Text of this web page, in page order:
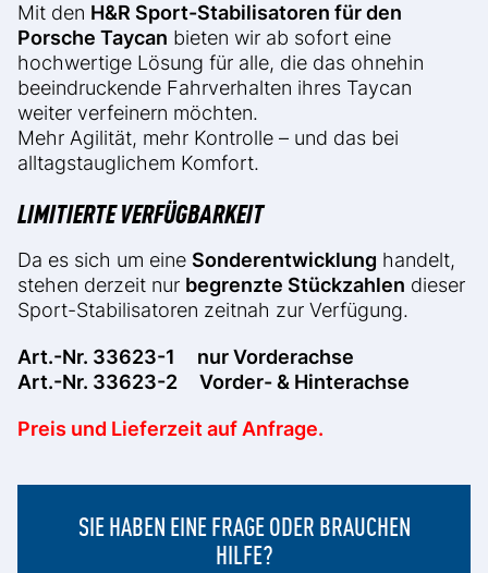
Mit den H&R Sport-Stabilisatoren für den
Porsche Taycan bieten wir ab sofort eine
hochwertige Lösung für alle, die das ohnehin
beeindruckende Fahrverhalten ihres Taycan
weiter verfeinern möchten.
Mehr Agilität, mehr Kontrolle – und das bei
alltagstauglichem Komfort.
LIMITIERTE VERFÜGBARKEIT
Da es sich um eine Sonderentwicklung handelt,
stehen derzeit nur begrenzte Stückzahlen dieser
Sport-Stabilisatoren zeitnah zur Verfügung.
Art.-Nr. 33623-1 nur Vorderachse
Art.-Nr. 33623-2 Vorder- & Hinterachse
Preis und Lieferzeit auf Anfrage.
SIE HABEN EINE FRAGE ODER BRAUCHEN
HILFE?